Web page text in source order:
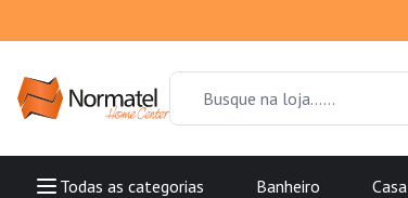
Todas as categorias Banheiro Casa